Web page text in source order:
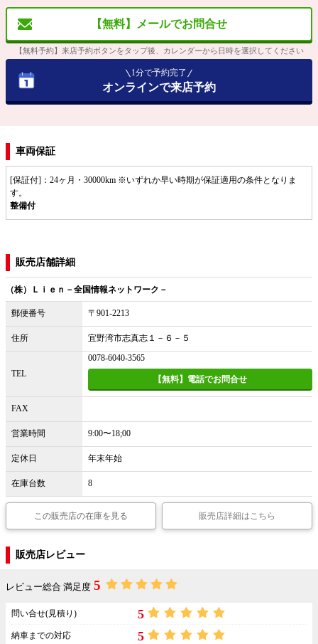
【無料】メールでお問合せ
【無料予約】来店予約ボタンをタップ後、カレンダーから日時を選択してください
1分で予約完了
オンラインで来店予約
車両保証
[保証付]：24ヶ月・30000km ※いずれか早い時期が保証適用の条件となりま
す。
整備付
販売店舗詳細
（株）Ｌｉｅｎ－全国情報ネットワーク－
郵便番号 〒901-2213
住所 宜野湾市志真志１－６－５
TEL
0078-6040-3565
【無料】電話でお問合せ
FAX
営業時間 9:00〜18;00
定休日 年末年始
在庫台数 8
この販売店の在庫を見る 販売店詳細はこちら
販売店レビュー
レビュー総合 満足度 5
問い合せ(見積り) 5
納車までの対応 5